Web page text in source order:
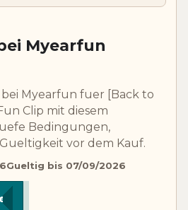
Myearfun
Myearfun fuer [Back to
Clip mit diesem
Bedingungen,
vor dem Kauf.
Gueltig bis 07/09/2026